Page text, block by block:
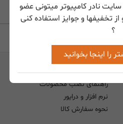
نادر کامپیوتر میتونی عضو
تخفیفها و جوایز استفاده کنی
؟
را اینجا بخوانید
راهنمای نصب محصولات
نرم افزار و درایور
نحوه سفارش کالا